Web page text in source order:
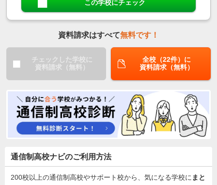
この学校にチェック
資料請求はすべて無料です！
チェックした学校に
資料請求（無料）
全校（22件）に
資料請求（無料）
通信制高校ナビのご利用方法
200校以上の通信制高校やサポート校から、気になる学校にまと